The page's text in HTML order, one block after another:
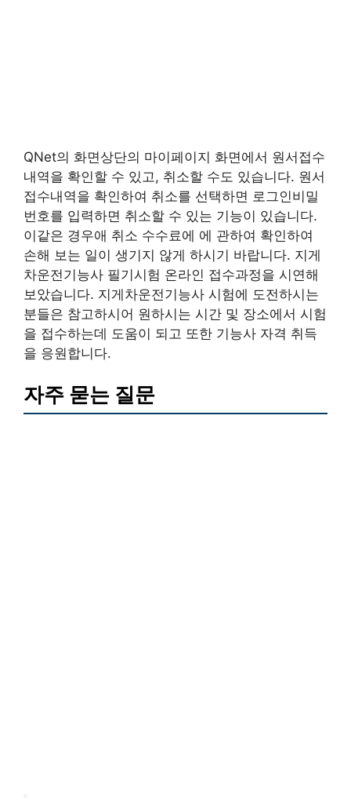
QNet의 화면상단의 마이페이지 화면에서 원서접수
내역을 확인할 수 있고, 취소할 수도 있습니다. 원서
접수내역을 확인하여 취소를 선택하면 로그인비밀
번호를 입력하면 취소할 수 있는 기능이 있습니다.
이같은 경우애 취소 수수료에 에 관하여 확인하여
손해 보는 일이 생기지 않게 하시기 바랍니다. 지게
차운전기능사 필기시험 온라인 접수과정을 시연해
보았습니다. 지게차운전기능사 시험에 도전하시는
분들은 참고하시어 원하시는 시간 및 장소에서 시험
을 접수하는데 도움이 되고 또한 기능사 자격 취득
을 응원합니다.
자주 묻는 질문